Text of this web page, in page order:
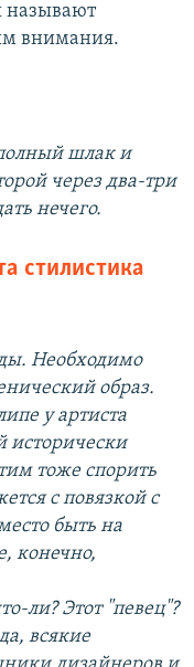
называют
внимания.
шлак и
через два-три
нечего.
стилистика
Необходимо
образ.
у артиста
исторически
тоже спорить
с повязкой с
быть на
конечно,
ли? Этот "певец"?
всякие